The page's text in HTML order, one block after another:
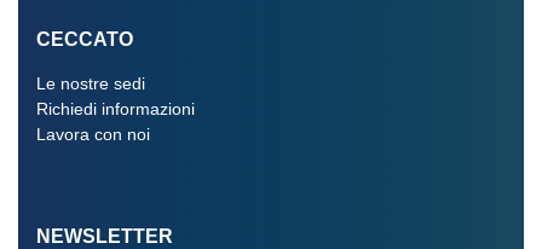
Terza luce stop
Tessera charge now
CECCATO
Le nostre sedi
Richiedi informazioni
Lavora con noi
NEWSLETTER